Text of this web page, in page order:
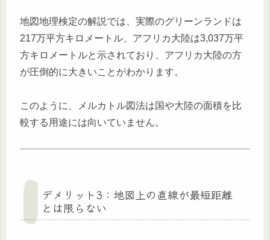
地図地理検定の解説では、実際のグリーンランドは
217万平方キロメートル、アフリカ大陸は3,037万平
方キロメートルと示されており、アフリカ大陸の方
が圧倒的に大きいことがわかります。
このように、メルカトル図法は国や大陸の面積を比
較する用途には向いていません。
デメリット3：地図上の直線が最短距離
とは限らない